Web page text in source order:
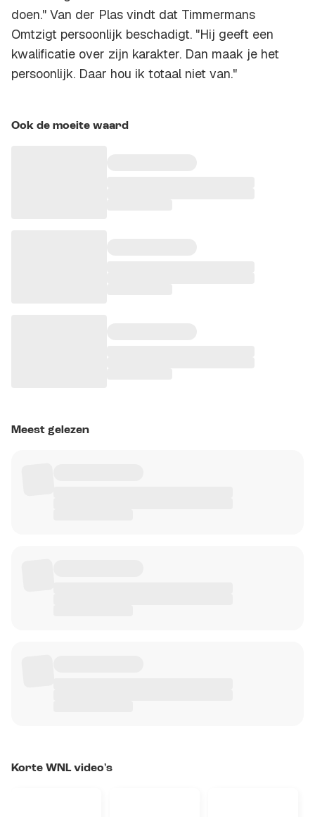
doen." Van der Plas vindt dat Timmermans
Omtzigt persoonlijk beschadigt. "Hij geeft een
kwalificatie over zijn karakter. Dan maak je het
persoonlijk. Daar hou ik totaal niet van."
Ook de moeite waard
Meest gelezen
Korte WNL video's